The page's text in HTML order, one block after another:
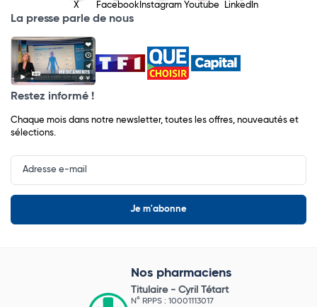
X Facebook Instagram Youtube LinkedIn
La presse parle de nous
Restez informé !
Chaque mois dans notre newsletter, toutes les offres, nouveautés et
sélections.
Input
Newsletter
Nos pharmaciens
Titulaire - Cyril Tétart
N° RPPS : 10001113017